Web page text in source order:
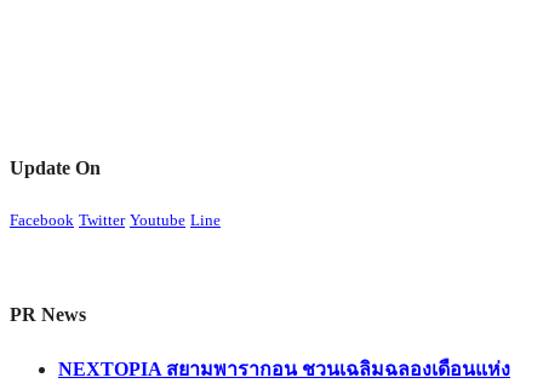
Update On
Facebook Twitter Youtube Line
PR News
NEXTOPIA สยามพารากอน ชวนเฉลิมฉลองเดือนแห่ง